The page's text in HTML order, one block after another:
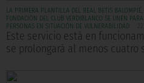
LA PRIMERA PLANTILLA DEL REAL BETIS
FUNDACIÓN DEL CLUB VERDIBLANCO SE UNEN
PERSONAS EN SITUACIÓN DE VULNERABILIDAD
Este servicio está en
se prolongará al menos cuatro